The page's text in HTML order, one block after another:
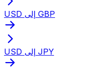
USD إلى GBP
USD إلى JPY